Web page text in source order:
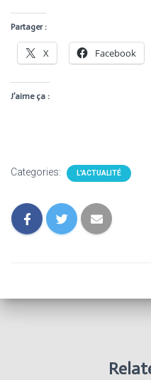
Partager :
X Facebook
J’aime ça :
Categories: L'ACTUALITÉ